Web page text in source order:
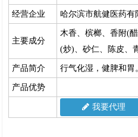
经营企业 哈尔滨市航健医药有
主要成分
木香、槟榔、香附(
(炒)、砂仁、陈皮、
产品简介 行气化湿，健脾和胃
产品优势
我要代理